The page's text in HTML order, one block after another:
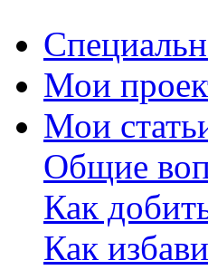
Мои
Мои
Общие
Как
Как